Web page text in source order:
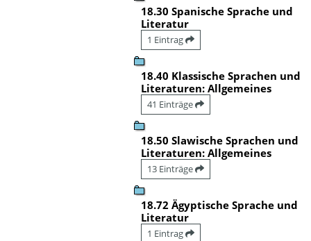
18.30 Spanische Sprache und
Literatur
1 Eintrag
18.40 Klassische Sprachen und
Literaturen: Allgemeines
41 Einträge
18.50 Slawische Sprachen und
Literaturen: Allgemeines
13 Einträge
18.72 Ägyptische Sprache und
Literatur
1 Eintrag